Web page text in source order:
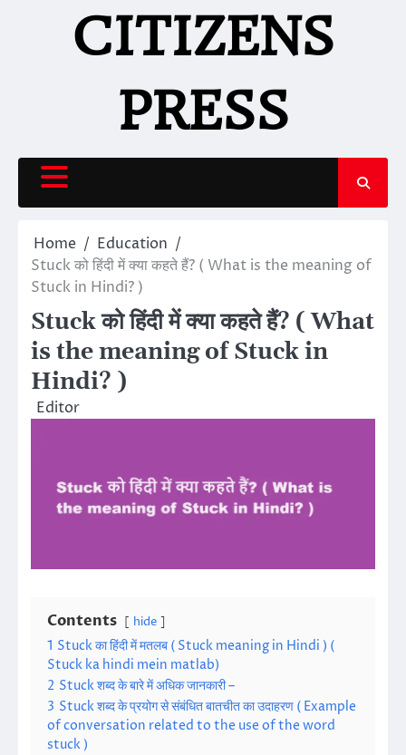
CITIZENS
PRESS
Home
Education
Stuck को हिंदी में क्या कहते हैं? ( What is the meaning of
Stuck in Hindi? )
Stuck को हिंदी में क्या कहते हैं? ( What
is the meaning of Stuck in
Hindi? )
Editor
Contents hide
1 Stuck का हिंदी में मतलब ( Stuck meaning in Hindi ) (
Stuck ka hindi mein matlab)
2 Stuck शब्द के बारे में अधिक जानकारी –
3 Stuck शब्द के प्रयोग से संबंधित बातचीत का उदाहरण ( Example
of conversation related to the use of the word
stuck )